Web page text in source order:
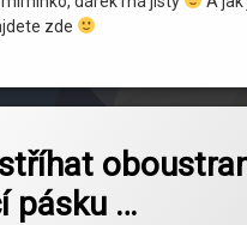
zde
pásku …